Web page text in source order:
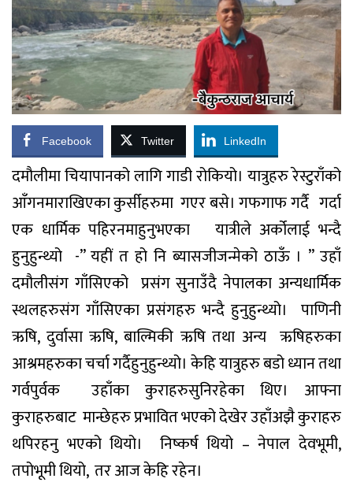
Facebook Twitter LinkedIn
दमौलीमाचियापानकोलागिगाडीरोकियो। यात्रुहरुरेस्टुराँको
आँगनमाराखिएकाकुर्सीहरुमा गएरबसे। गफगाफगर्दै गर्दा
एक धार्मिक पहिरनमाहुनुभएका यात्रीले अर्कोलाई भन्दै
हुनुहुन्थ्यो -”यहीं त हो नि ब्यासजीजन्मेको ठाऊँ । ”उहाँ
दमौलीसंग गाँसिएको प्रसंग सुनाउँदै नेपालका अन्यधार्मिक
स्थलहरुसंग गाँसिएका प्रसंगहरु भन्दै हुनुहुन्थ्यो। पाणिनी
ऋषि, दुर्वासा ऋषि, बाल्मिकी ऋषि तथा अन्य ऋषिहरुका
आश्रमहरुकाचर्चागर्दैहुनुहुन्थ्यो। केहियात्रुहरुबडोध्यानतथा
गर्वपुर्वक
उहाँका कुराहरुसुनिरहेका थिए।
आफ्ना
कुराहरुबाट मान्छेहरुप्रभावितभएकोदेखेरउहाँअझैकुराहरु
थपिरहनु भएको थियो। निष्कर्ष थियो –नेपाल देवभूमी,
तपोभूमीथियो, तरआजकेहिरहेन।